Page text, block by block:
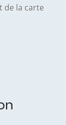
de la carte